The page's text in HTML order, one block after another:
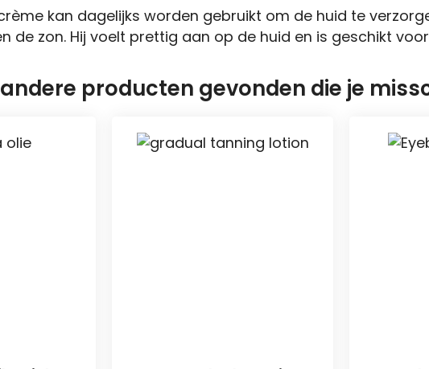
kan dagelijks worden gebruikt om de huid te
de zon. Hij voelt prettig aan op de huid en is geschikt
producten gevonden die je